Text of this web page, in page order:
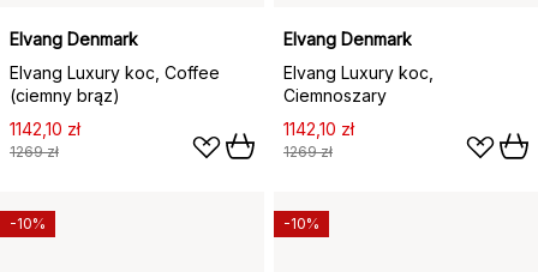
Elvang Denmark
Elvang Luxury koc, Coffee
(ciemny brąz)
1142,10 zł
1269 zł
Elvang Denmark
Elvang Luxury koc,
Ciemnoszary
1142,10 zł
1269 zł
-10% -10%